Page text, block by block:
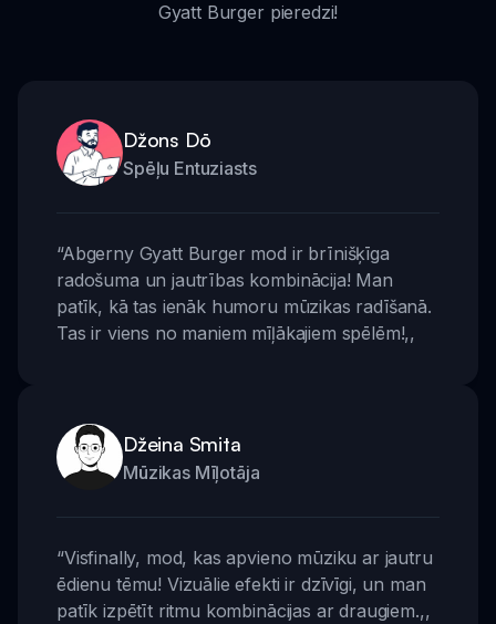
Gyatt Burger pieredzi!
Džons Dō
Spēļu Entuziasts
“Abgerny Gyatt Burger mod ir brīnišķīga
radošuma un jautrības kombinācija! Man
patīk, kā tas ienāk humoru mūzikas radīšanā.
Tas ir viens no maniem mīļākajiem spēlēm!,,
Džeina Smita
Mūzikas Mīļotāja
“Visfinally, mod, kas apvieno mūziku ar jautru
ēdienu tēmu! Vizuālie efekti ir dzīvīgi, un man
patīk izpētīt ritmu kombinācijas ar draugiem.,,